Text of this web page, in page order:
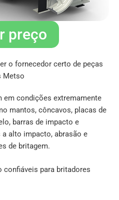
preço
o fornecedor certo de peças
Metso
em condições extremamente
mantos, côncavos, placas de
barras de impacto e
alto impacto, abrasão e
de britagem.
confiáveis para britadores